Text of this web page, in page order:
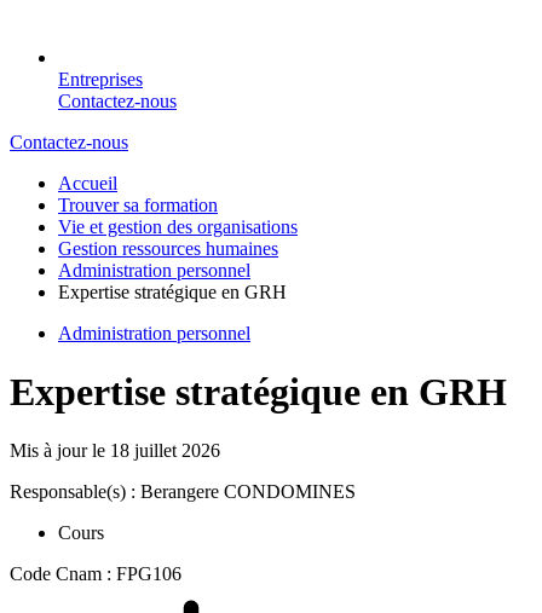
Entreprises
Contactez-nous
Contactez-nous
Accueil
Trouver sa formation
Vie et gestion des organisations
Gestion ressources humaines
Administration personnel
Expertise stratégique en GRH
Administration personnel
Expertise stratégique en GRH
Mis à jour le 18 juillet 2026
Responsable(s) : Berangere CONDOMINES
Cours
Code Cnam : FPG106